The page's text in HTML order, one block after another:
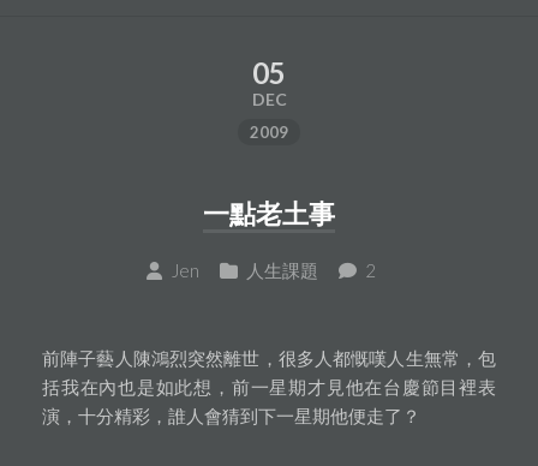
05
DEC
2009
一點老土事
Jen 人生課題 2
前陣子藝人陳鴻烈突然離世，很多人都慨嘆人生無常，包
括我在內也是如此想，前一星期才見他在台慶節目裡表
演，十分精彩，誰人會猜到下一星期他便走了？